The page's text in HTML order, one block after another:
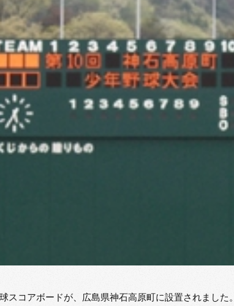
スコアボードが、広島県神石高原町に設置されました。